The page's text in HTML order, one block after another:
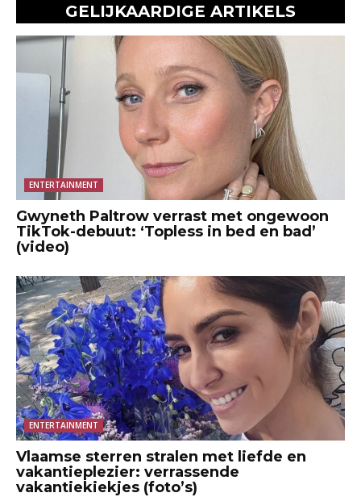
GELIJKAARDIGE ARTIKELS
ENTERTAINMENT
Gwyneth Paltrow verrast met ongewoon
TikTok-debuut: ‘Topless in bed en bad’
(video)
ENTERTAINMENT
Vlaamse sterren stralen met liefde en
vakantieplezier: verrassende
vakantiekiekjes (foto’s)